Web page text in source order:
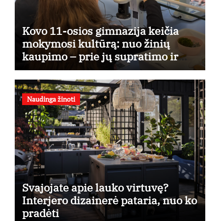
Kovo 11-osios gimnazija keičia
mokymosi kultūrą: nuo žinių
kaupimo – prie jų supratimo ir
taikymo
Naudinga žinoti
Svajojate apie lauko virtuvę?
Interjero dizainerė pataria, nuo ko
pradėti